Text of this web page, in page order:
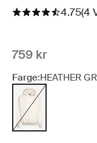
4.75(4
759 kr
Farge:HEATHER